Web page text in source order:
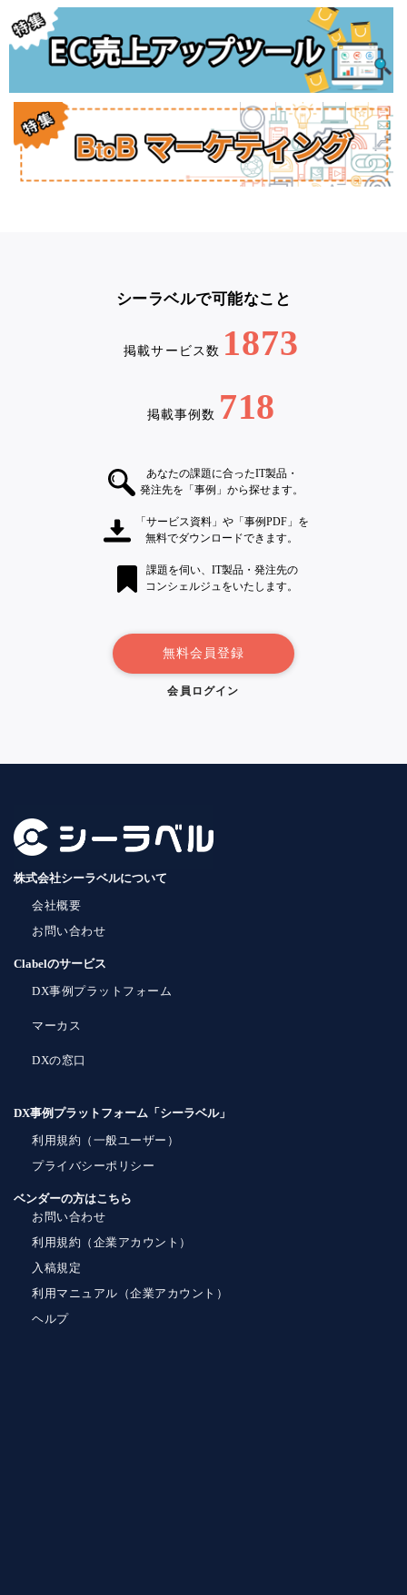
シーラベルで可能なこと
掲載サービス数 1873
掲載事例数 718
あなたの課題に合ったIT製品・
発注先を「事例」から探せます。
「サービス資料」や「事例PDF」を
無料でダウンロードできます。
課題を伺い、IT製品・発注先の
コンシェルジュをいたします。
無料会員登録
会員ログイン
株式会社シーラベルについて
会社概要
お問い合わせ
Clabelのサービス
DX事例プラットフォーム
マーカス
DXの窓口
DX事例プラットフォーム「シーラベル」
利用規約（一般ユーザー）
プライバシーポリシー
ベンダーの方はこちら
お問い合わせ
利用規約（企業アカウント）
入稿規定
利用マニュアル（企業アカウント）
ヘルプ